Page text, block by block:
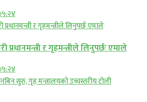
प्रधानमन्त्री र गृहमन्त्रीले लिनुपर्छः एमाले